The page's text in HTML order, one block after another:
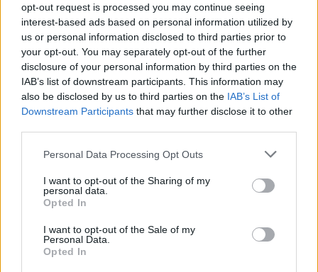
opt-out request is processed you may continue seeing
interest-based ads based on personal information utilized by
us or personal information disclosed to third parties prior to
your opt-out. You may separately opt-out of the further
disclosure of your personal information by third parties on the
IAB’s list of downstream participants. This information may
also be disclosed by us to third parties on the IAB’s List of
Downstream Participants that may further disclose it to other
Personal Data Processing Opt Outs
I want to opt-out of the Sharing of my
personal data.
Opted In
I want to opt-out of the Sale of my
Personal Data.
Opted In
@musicapuntocom